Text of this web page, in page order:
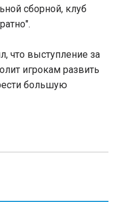
сборной, клуб
что выступление за
игрокам развить
большую